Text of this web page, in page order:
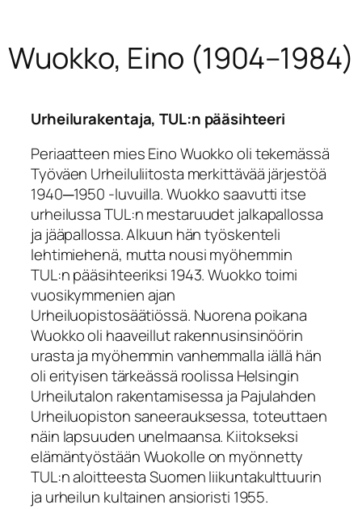
Wuokko, Eino (1904–1984)
Urheilurakentaja, TUL:n pääsihteeri
Periaatteen mies Eino Wuokko oli tekemässä
Työväen Urheiluliitosta merkittävää järjestöä
1940─1950 ‑luvuilla. Wuokko saavutti itse
urheilussa TUL:n mestaruudet jalkapallossa
ja jääpallossa. Alkuun hän työskenteli
lehtimiehenä, mutta nousi myöhemmin
TUL:n pääsihteeriksi 1943. Wuokko toimi
vuosikymmenien ajan
Urheiluopistosäätiössä. Nuorena poikana
Wuokko oli haaveillut rakennusinsinöörin
urasta ja myöhemmin vanhemmalla iällä hän
oli erityisen tärkeässä roolissa Helsingin
Urheilutalon rakentamisessa ja Pajulahden
Urheiluopiston saneerauksessa, toteuttaen
näin lapsuuden unelmaansa. Kiitokseksi
elämäntyöstään Wuokolle on myönnetty
TUL:n aloitteesta Suomen liikuntakulttuurin
ja urheilun kultainen ansioristi 1955.